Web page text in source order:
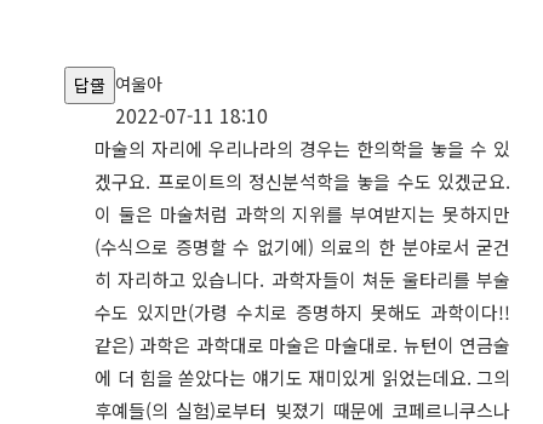
답글 여울아
2022-07-11 18:10
마술의 자리에 우리나라의 경우는 한의학을 놓을 수 있
겠구요. 프로이트의 정신분석학을 놓을 수도 있겠군요.
이 둘은 마술처럼 과학의 지위를 부여받지는 못하지만
(수식으로 증명할 수 없기에) 의료의 한 분야로서 굳건
히 자리하고 있습니다. 과학자들이 쳐둔 울타리를 부술
수도 있지만(가령 수치로 증명하지 못해도 과학이다!!
같은) 과학은 과학대로 마술은 마술대로. 뉴턴이 연금술
에 더 힘을 쏟았다는 얘기도 재미있게 읽었는데요. 그의
후예들(의 실험)로부터 빚졌기 때문에 코페르니쿠스나